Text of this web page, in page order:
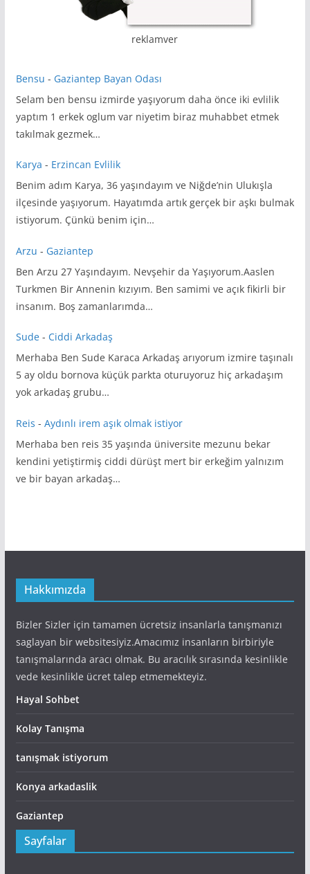
reklamver
Bensu - Gaziantep Bayan Odası
Selam ben bensu izmirde yaşıyorum daha önce iki evlilik
yaptım 1 erkek oglum var niyetim biraz muhabbet etmek
takılmak gezmek…
Karya - Erzincan Evlilik
Benim adım Karya, 36 yaşındayım ve Niğde’nin Ulukışla
ilçesinde yaşıyorum. Hayatımda artık gerçek bir aşkı bulmak
istiyorum. Çünkü benim için…
Arzu - Gaziantep
Ben Arzu 27 Yaşındayım. Nevşehir da Yaşıyorum.Aaslen
Turkmen Bir Annenin kızıyım. Ben samimi ve açık fikirli bir
insanım. Boş zamanlarımda…
Sude- Ciddi Arkadaş
Merhaba Ben Sude Karaca Arkadaş arıyorum izmire taşınalı
5 ay oldu bornova küçük parkta oturuyoruz hiç arkadaşım
yok arkadaş grubu…
Reis - Aydınlı irem aşık olmak istiyor
Merhaba ben reis 35 yaşında üniversite mezunu bekar
kendini yetiştirmiş ciddi dürüşt mert bir erkeğim yalnızım
ve bir bayan arkadaş…
Hakkımızda
Bizler Sizler için tamamen ücretsiz insanlarla tanışmanızı
saglayan bir websitesiyiz.Amacımız insanların birbiriyle
tanışmalarında aracı olmak. Bu aracılık sırasında kesinlikle
vede kesinlikle ücret talep etmemekteyiz.
Hayal Sohbet
Kolay Tanışma
tanışmak istiyorum
Konya arkadaslik
Gaziantep
Sayfalar